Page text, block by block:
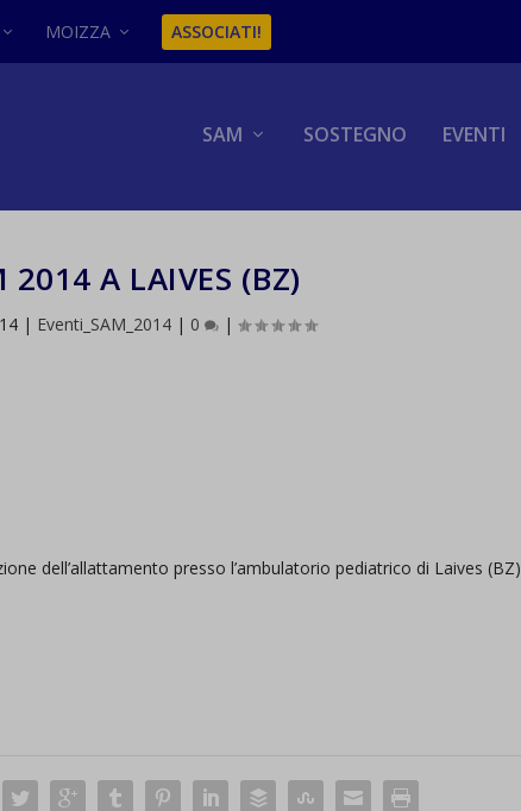
MOIZZA ASSOCIATI!
SAM SOSTEGNO EVENTI
2014 A LAIVES (BZ)
| Eventi_SAM_2014| 0 |
dell’allattamento presso l’ambulatorio pediatrico di Laives (BZ)